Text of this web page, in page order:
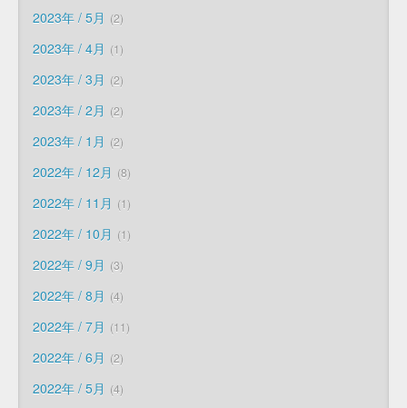
2023年 / 5月 2
2023年 / 4月 1
2023年 / 3月 2
2023年 / 2月 2
2023年 / 1月 2
2022年 / 12月 8
2022年 / 11月 1
2022年 / 10月 1
2022年 / 9月 3
2022年 / 8月 4
2022年 / 7月 11
2022年 / 6月 2
2022年 / 5月 4